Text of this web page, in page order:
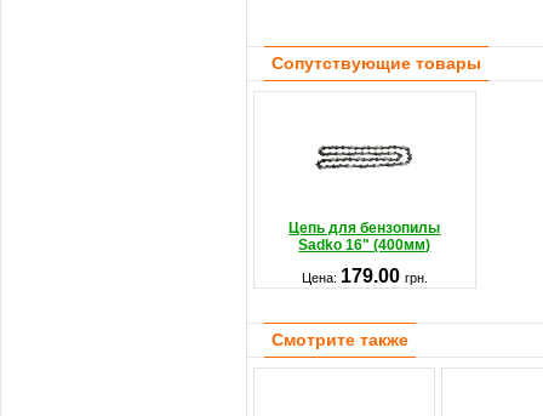
Сопутствующие товары
Цепь для бензопилы
Sadko 16" (400мм)
Цена: 179.00 грн.
Смотрите также